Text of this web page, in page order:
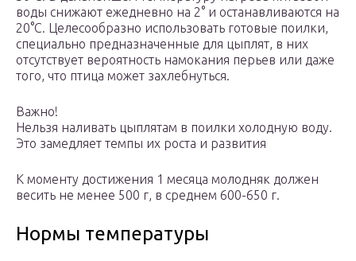
воды снижают ежедневно на 2° и останавливаются на
20°С. Целесообразно использовать готовые поилки,
специально предназначенные для цыплят, в них
отсутствует вероятность намокания перьев или даже
того, что птица может захлебнуться.
Важно!
Нельзя наливать цыплятам в поилки холодную воду.
Это замедляет темпы их роста и развития
К моменту достижения 1 месяца молодняк должен
весить не менее 500 г, в среднем 600-650 г.
Нормы температуры